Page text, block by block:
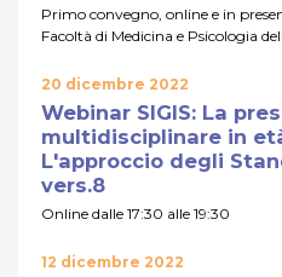
Primo convegno, online e in
Facoltà di Medicina e Psicologia
20 dicembre 2022
Webinar SIGIS: La
multidisciplinare in
L'approccio degli
vers.8
Online dalle 17:30 alle 19:30
12 dicembre 2022